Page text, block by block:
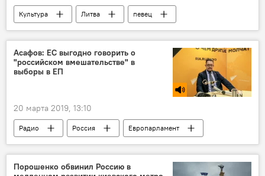
Культура Литва
певец
Союз Отечества — Христианские демократы Литвы (СО-ХДЛ)
Лауринас Касчюнас
Аудронис Ажубалис
Ингрида Шимоните
Григорий Лепс
Асафов: ЕС выгодно говорить о
"российском вмешательстве" в
выборы в ЕП
20 марта 2019, 13:10
Радио Россия Европарламент
Порошенко обвинил Россию в